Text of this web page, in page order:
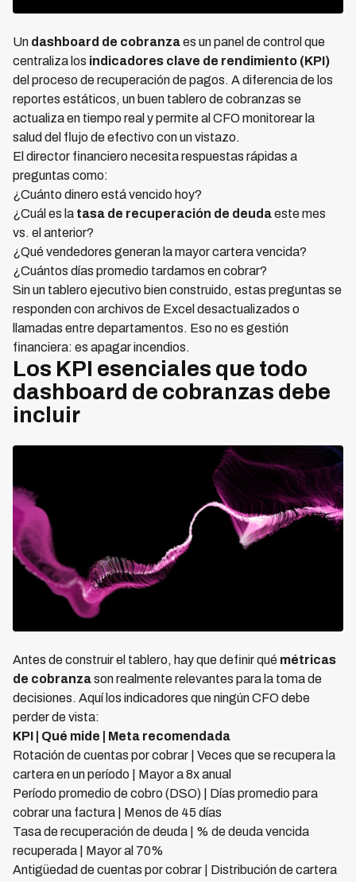
Un dashboard de cobranzaes un panel de control que
centraliza los indicadores clave de rendimiento (KPI)
del proceso de recuperación de pagos. A diferencia de los
reportes estáticos, un buen tablero de cobranzas se
actualiza en tiempo real y permite al CFO monitorear la
salud del flujo de efectivo con un vistazo.
El director financiero necesita respuestas rápidas a
preguntas como:
¿Cuánto dinero está vencido hoy?
¿Cuál es la tasa de recuperación de deudaeste mes
vs. el anterior?
¿Qué vendedores generan la mayor cartera vencida?
¿Cuántos días promedio tardamos en cobrar?
Sin un tablero ejecutivo bien construido, estas preguntas se
responden con archivos de Excel desactualizados o
llamadas entre departamentos. Eso no es gestión
financiera: es apagar incendios.
Los KPI esenciales que todo
dashboard de cobranzas debe
incluir
Antes de construir el tablero, hay que definir qué métricas
de cobranzason realmente relevantes para la toma de
decisiones. Aquí los indicadores que ningún CFO debe
perder de vista:
KPI | Qué mide | Meta recomendada
Rotación de cuentas por cobrar | Veces que se recupera la
cartera en un período | Mayor a 8x anual
Período promedio de cobro (DSO) | Días promedio para
cobrar una factura | Menos de 45 días
Tasa de recuperación de deuda | % de deuda vencida
recuperada | Mayor al 70%
Antigüedad de cuentas por cobrar | Distribución de cartera